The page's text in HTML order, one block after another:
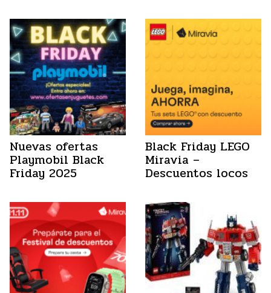
Nuevas ofertas
Playmobil Black
Friday 2025
Black Friday LEGO
Miravia –
Descuentos locos